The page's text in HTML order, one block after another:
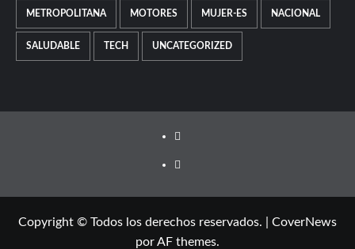
METROPOLITANA MOTORES MUJER-ES NACIONAL
SALUDABLE TECH UNCATEGORIZED
Copyright © Todos los derechos reservados.
CoverNews
por AF themes.